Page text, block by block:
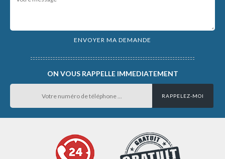
ON VOUS RAPPELLE IMMEDIATEMENT